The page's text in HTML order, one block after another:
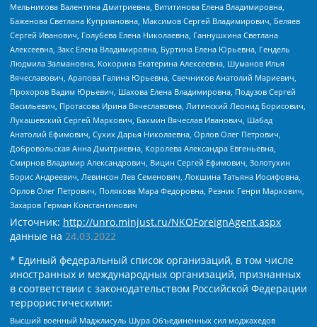
Мельникова Валентина Дмитриевна, Вититинова Елена Владимировна,
Баженова Светлана Куприяновна, Максимов Сергей Владимирович, Беляев
Сергей Иванович, Голубева Елена Николаевна, Ганнушкина Светлана
Алексеевна, Закс Елена Владимировна, Буртина Елена Юрьевна, Гендель
Людмила Залмановна, Кокорина Екатерина Алексеевна, Шуманов Илья
Вячеславович, Арапова Галина Юрьевна, Свечников Анатолий Мариевич,
Прохоров Вадим Юрьевич, Шахова Елена Владимировна, Подузов Сергей
Васильевич, Протасова Ирина Вячеславовна, Литинский Леонид Борисович,
Лукашевский Сергей Маркович, Бахмин Вячеслав Иванович, Шабад
Анатолий Ефимович, Сухих Дарья Николаевна, Орлов Олег Петрович,
Добровольская Анна Дмитриевна, Королева Александра Евгеньевна,
Смирнов Владимир Александрович, Вицин Сергей Ефимович, Золотухин
Борис Андреевич, Левинсон Лев Семенович, Локшина Татьяна Иосифовна,
Орлов Олег Петрович, Полякова Мара Федоровна, Резник Генри Маркович,
Захаров Герман Константинович
Источник: http://unro.minjust.ru/NKOForeignAgent.aspx
данные на 24.03.2022
* Единый федеральный список организаций, в том числе
иностранных и международных организаций, признанных
в соответствии с законодательством Российской Федерации
террористическими:
Высший военный Маджлисуль Шура Объединенных сил моджахедов